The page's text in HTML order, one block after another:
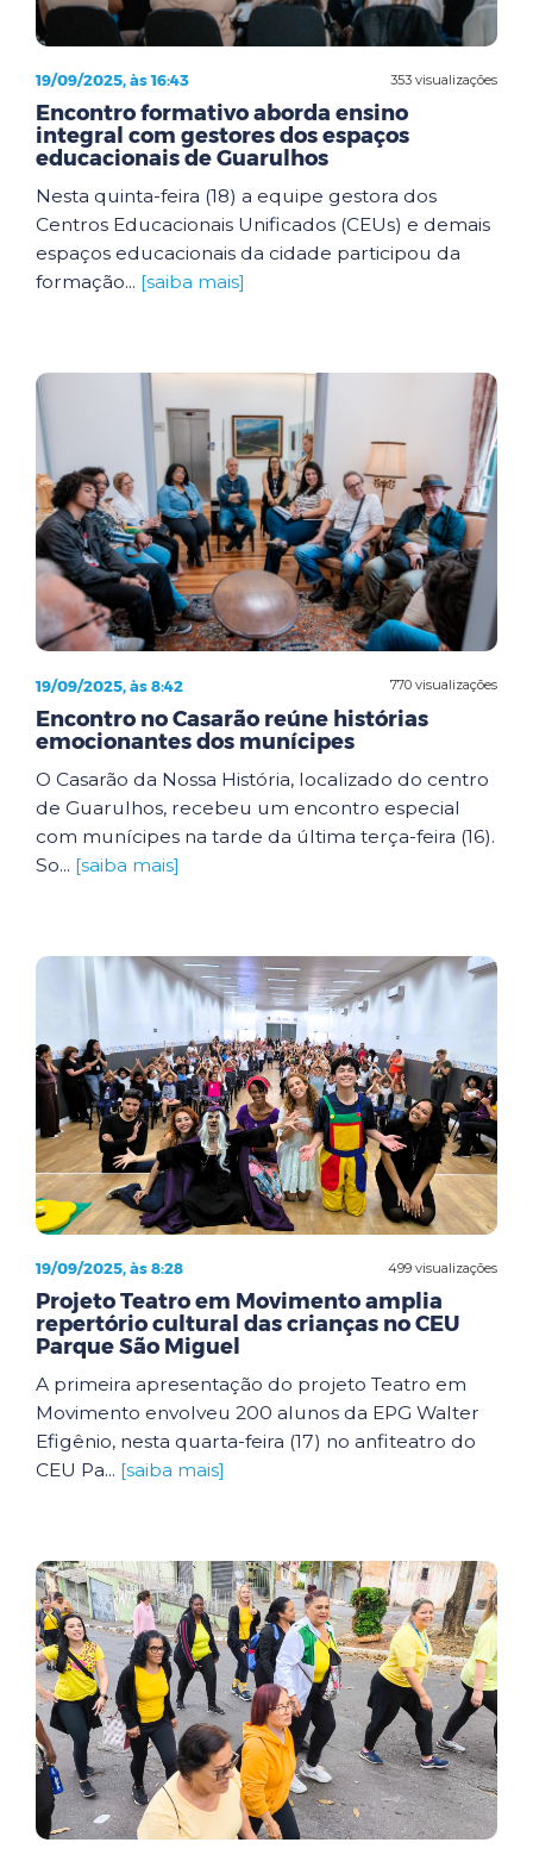
353 visualizações
19/09/2025, às 16:43
Encontro formativo aborda ensino
integral com gestores dos espaços
educacionais de Guarulhos
Nesta quinta-feira (18) a equipe gestora dos
Centros Educacionais Unificados (CEUs) e demais
espaços educacionais da cidade participou da
formação... [saiba mais]
770 visualizações
19/09/2025, às 8:42
Encontro no Casarão reúne histórias
emocionantes dos munícipes
O Casarão da Nossa História, localizado do centro
de Guarulhos, recebeu um encontro especial
com munícipes na tarde da última terça-feira (16).
So... [saiba mais]
499 visualizações
19/09/2025, às 8:28
Projeto Teatro em Movimento amplia
repertório cultural das crianças no CEU
Parque São Miguel
A primeira apresentação do projeto Teatro em
Movimento envolveu 200 alunos da EPG Walter
Efigênio, nesta quarta-feira (17) no anfiteatro do
CEU Pa... [saiba mais]